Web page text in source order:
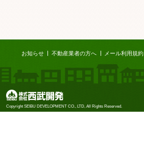
お知らせ 不動産業者の方へ メール利用規約
株式会社西武開発
Copyright SEIBU DEVELOPMENT CO., LTD, All Rights Reserved.